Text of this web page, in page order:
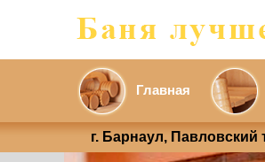
Главная
г. Барнаул,